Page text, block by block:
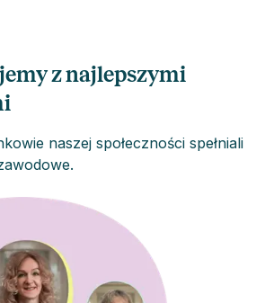
z najlepszymi
naszej społeczności spełniali